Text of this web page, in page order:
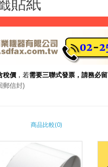
稅價，若需要三聯式發票，請務必
郵信封)
商品比較(0)